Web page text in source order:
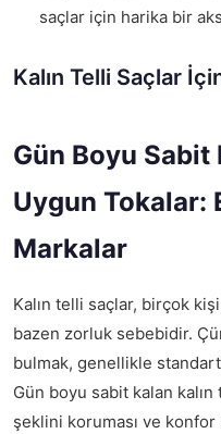
saçlar için harika bir
Kalın Telli Saçlar
Gün Boyu Sabit
Uygun Tokalar:
Markalar
Kalın telli saçlar, birçok
bazen zorluk sebebidir.
bulmak, genellikle
Gün boyu sabit kalan
şeklini koruması ve konfor